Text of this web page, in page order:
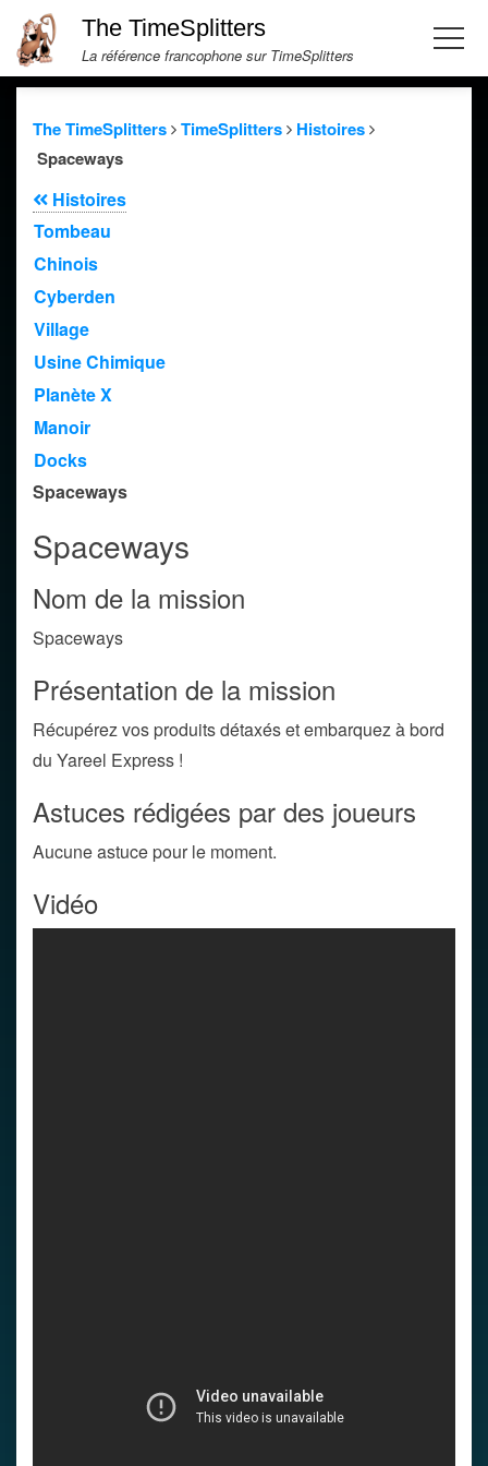
The TimeSplitters
La référence francophone sur TimeSplitters
The TimeSplitters TimeSplitters
Histoires
Spaceways
Histoires
Tombeau
Chinois
Cyberden
Village
Usine Chimique
Planète X
Manoir
Docks
Spaceways
Spaceways
Nom de la mission
Spaceways
Présentation de la mission
Récupérez vos produits détaxés et embarquez à bord
du Yareel Express !
Astuces rédigées par des joueurs
Aucune astuce pour le moment.
Vidéo